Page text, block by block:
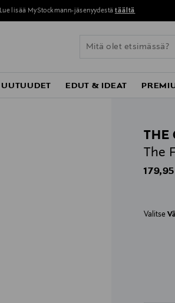
Lue lisää MyStockmann-jäsenyydestä täältä
UUTUUDET EDUT & IDEAT
THE
The
Valitse